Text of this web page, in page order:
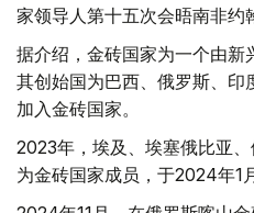
家领导人第十五次会晤南非约
据介绍，金砖国家为一个由新
其创始国为巴西、俄罗斯、印
加入金砖国家。
2023年，埃及、埃塞俄比亚
为金砖国家成员，于2024年1